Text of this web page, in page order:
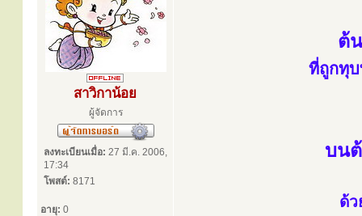
สาวิกาน้อย
ผู้จัดการ
ลงทะเบียนเมื่อ: 27 มี.ค. 2006,
17:34
โพสต์: 8171
อายุ: 0
ต้
ที่ถูกทุ
บน
ด้